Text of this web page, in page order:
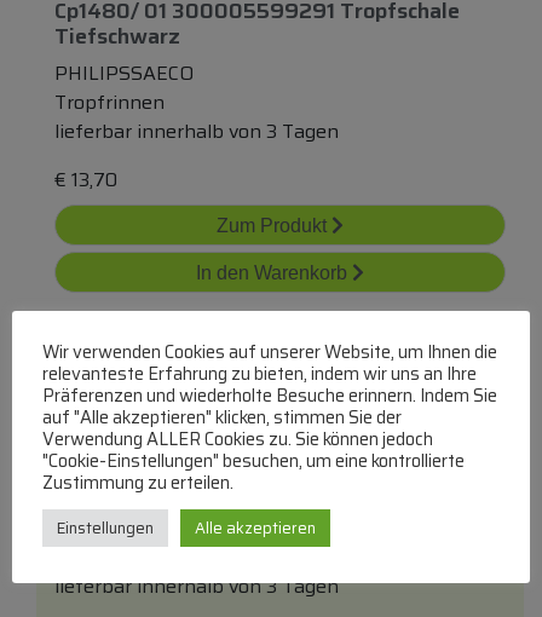
Cp1480/ 01 300005599291 Tropfschale
Tiefschwarz
PHILIPSSAECO
Tropfrinnen
lieferbar innerhalb von 3 Tagen
€ 13,70
Zum Produkt
In den Warenkorb
295228620 Tropfprofil Komplett
Tropfrinnen
lieferbar innerhalb von 3 Tagen
Wir verwenden Cookies auf unserer Website, um Ihnen die
relevanteste Erfahrung zu bieten, indem wir uns an Ihre
Präferenzen und wiederholte Besuche erinnern. Indem Sie
auf "Alle akzeptieren" klicken, stimmen Sie der
Verwendung ALLER Cookies zu. Sie können jedoch
"Cookie-Einstellungen" besuchen, um eine kontrollierte
Zustimmung zu erteilen.
Einstellungen Alle akzeptieren